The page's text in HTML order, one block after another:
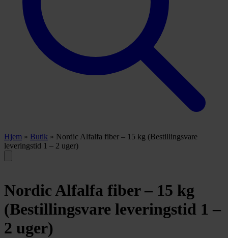
Hjem » Butik » Nordic Alfalfa fiber – 15 kg (Bestillingsvare
leveringstid 1 – 2 uger)
Nordic Alfalfa fiber – 15 kg
(Bestillingsvare leveringstid 1 –
2 uger)